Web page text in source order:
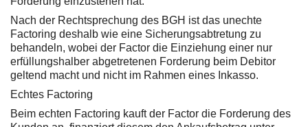
Nach der Rechtsprechung des BGH ist das unechte
Factoring deshalb wie eine Sicherungsabtretung zu
behandeln, wobei der Factor die Einziehung einer nur
erfüllungshalber abgetretenen Forderung beim Debitor
geltend macht und nicht im Rahmen eines Inkasso.
Echtes Factoring
Beim echten Factoring kauft der Factor die Forderung des